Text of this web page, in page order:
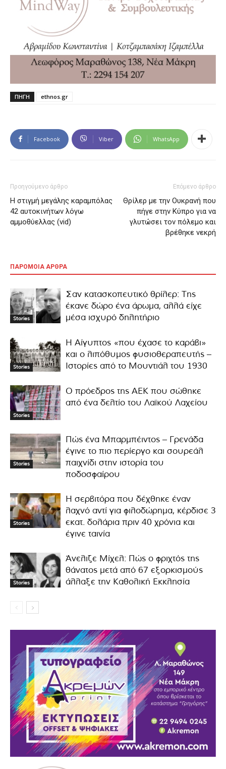
ΠΗΓΗ ethnos.gr
Facebook Viber WhatsApp
Προηγούμενο άρθρο
Η στιγμή μεγάλης καραμπόλας
42 αυτοκινήτων λόγω
αμμοθύελλας (vid)
Επόμενο άρθρο
Θρίλερ με την Ουκρανή που
πήγε στην Κύπρο για να
γλυτώσει τον πόλεμο και
βρέθηκε νεκρή
ΠΑΡΟΜΟΙΑ ΑΡΘΡΑ
Stories
Σαν κατασκοπευτικό θρίλερ: Της
έκανε δώρο ένα άρωμα, αλλά είχε
μέσα ισχυρό δηλητήριο
Stories
Η Αίγυπτος «που έχασε το καράβι»
και ο λιπόθυμος φυσιοθεραπευτής –
Ιστορίες από το Μουντιάλ του 1930
Stories
Ο πρόεδρος της ΑΕΚ που σώθηκε
από ένα δελτίο του Λαϊκού Λαχείου
Stories
Πώς ένα Μπαρμπέιντος – Γρενάδα
έγινε το πιο περίεργο και σουρεάλ
παιχνίδι στην ιστορία του
ποδοσφαίρου
Stories
Η σερβιτόρα που δέχθηκε έναν
λαχνό αντί για φιλοδώρημα, κέρδισε 3
εκατ. δολάρια πριν 40 χρόνια και
έγινε ταινία
Stories
Άνελιζε Μίχελ: Πώς ο φριχτός της
θάνατος μετά από 67 εξορκισμούς
άλλαξε την Καθολική Εκκλησία